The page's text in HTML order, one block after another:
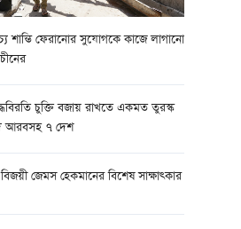
শান্তি ফেরানোর সুযোগকে কাজে লাগানো
চুক্তি বজায় রাখতে একমত তুরস্ক
আরবসহ ৭ দেশ
জেমস হেকমানের বিশেষ সাক্ষাত্কার